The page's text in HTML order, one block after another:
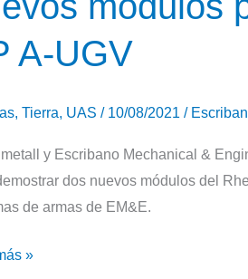
A-UGV
, Tierra, UAS / 10/08/2021 /
y Escribano Mechanical &
dos nuevos módulos del
de armas de EM&E.
»